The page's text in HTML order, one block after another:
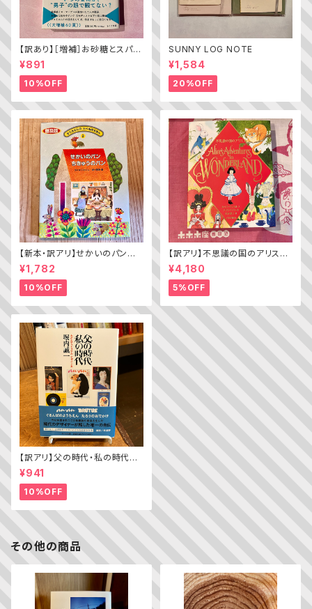
【訳あり】［増補］お砂糖とスパイ
スと爆発的な何か ——不真面
目な批評家によるフェミニスト批
評入門
¥891
10%OFF
SUNNY LOG NOTE
¥1,584
20%OFF
【新本・訳アリ】せかいのパン
ちきゅうのパン（普及版 かこさ
¥1,782
10%OFF
【訳アリ】不思議の国のアリス（A
lice’s Adventures in WOND
ERLAND）
¥4,180
5%OFF
【訳アリ】父の時代・私の時代
─わがエディトリアル・デザイン
史
¥941
10%OFF
その他の商品